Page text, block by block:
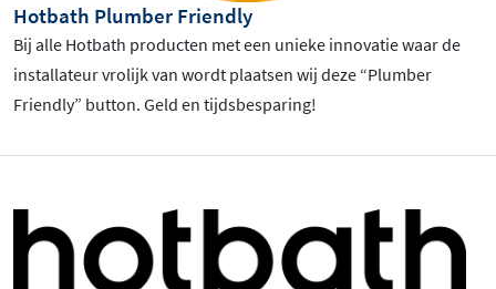
Hotbath Plumber Friendly
Bij alle Hotbath producten met een unieke innovatie waar de
installateur vrolijk van wordt plaatsen wij deze “Plumber
Friendly” button. Geld en tijdsbesparing!